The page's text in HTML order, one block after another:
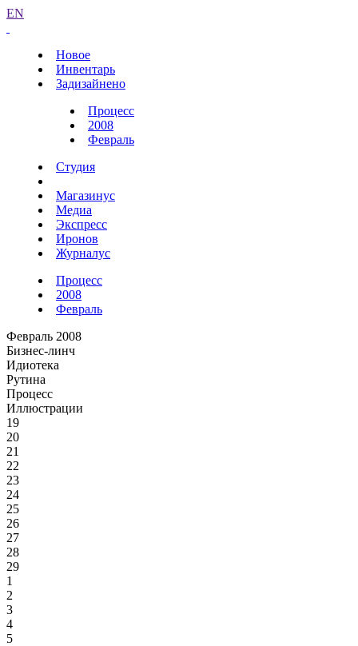
EN
Новое
Инвентарь
Задизайнено
Процесс
2008
Февраль
Студия
Магазинус
Медиа
Экспресс
Иронов
Журналус
Процесс
2008
Февраль
Февраль 2008
Бизнес-линч
Идиотека
Рутина
Процесс
Иллюстрации
19
20
21
22
23
24
25
26
27
28
29
1
2
3
4
5